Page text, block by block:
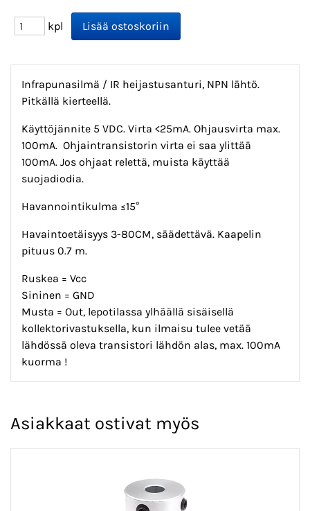
kpl
Infrapunasilmä / IR heijastusanturi, NPN lähtö.
Pitkällä kierteellä.
Käyttöjännite 5 VDC. Virta <25mA. Ohjausvirta max.
100mA. Ohjaintransistorin virta ei saa ylittää
100mA. Jos ohjaat relettä, muista käyttää
suojadiodia.
Havannointikulma ≤15°
Havaintoetäisyys 3-80CM, säädettävä. Kaapelin
pituus 0.7 m.
Ruskea = Vcc
Sininen = GND
Musta = Out, lepotilassa ylhäällä sisäisellä
kollektorivastuksella, kun ilmaisu tulee vetää
lähdössä oleva transistori lähdön alas, max. 100mA
kuorma !
Asiakkaat ostivat myös